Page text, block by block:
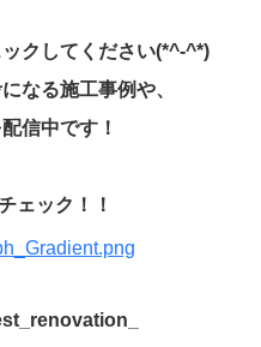
クしてください(*^-^*)
なる施工事例や、
信中です！
ェック！！